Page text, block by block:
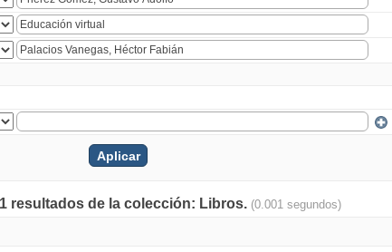
resultados de la colección: Libros. (0.001 segundos)